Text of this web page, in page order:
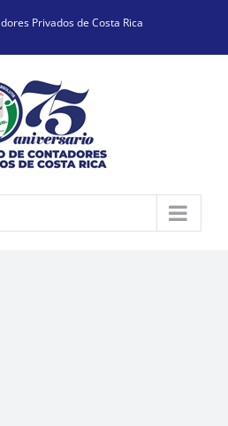
Privados de Costa Rica